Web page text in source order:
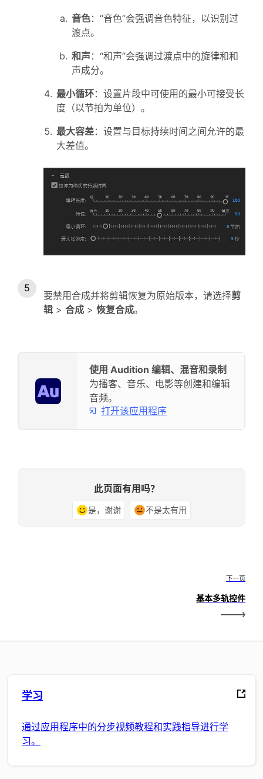
音色：“音色”会强调音色特征，以识别过
渡点。
和声：“和声”会强调过渡点中的旋律和和
声成分。
最小循环：设置片段中可使用的最小可接受长
度（以节拍为单位）。
最大容差：设置与目标持续时间之间允许的最
大差值。
要禁用合成并将剪辑恢复为原始版本，请选择剪
辑 > 合成 > 恢复合成。
使用 Audition 编辑、混音和录制
为播客、音乐、电影等创建和编辑
音频。
打开该应用程序
此页面有用吗？
是，谢谢 不是太有用
下一页
基本多轨控件
学习
通过应用程序中的分步视频教程和实践指导进行学
习。